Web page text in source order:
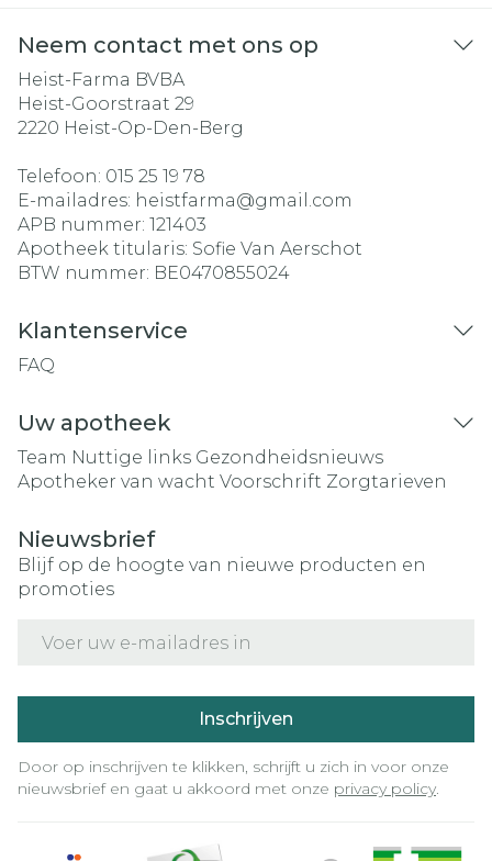
Neem contact met ons op
Heist-Farma BVBA
Heist-Goorstraat 29
2220 Heist-Op-Den-Berg
Telefoon: 015 25 19 78
E-mailadres: heistfarma@gmail.com
APB nummer: 121403
Apotheek titularis: Sofie Van Aerschot
BTW nummer: BE0470855024
Klantenservice
FAQ
Uw apotheek
Team Nuttige links Gezondheidsnieuws
Apotheker van wacht Voorschrift Zorgtarieven
Nieuwsbrief
Blijf op de hoogte van nieuwe producten en
promoties
Inschrijven
Door op inschrijven te klikken, schrijft u zich in voor onze
nieuwsbrief en gaat u akkoord met onze privacy policy.